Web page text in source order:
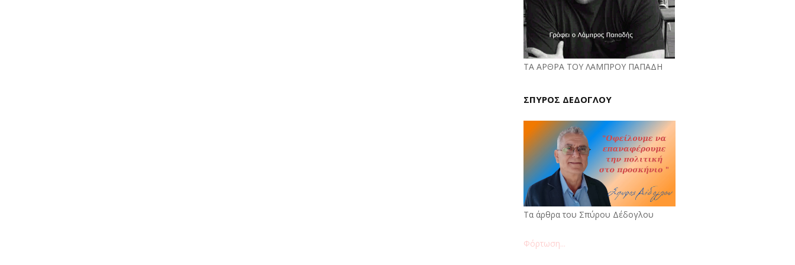
ΤΑ ΑΡΘΡΑ ΤΟΥ ΛΑΜΠΡΟΥ ΠΑΠΑΔΗ
ΣΠΥΡΟΣ ΔΕΔΟΓΛΟΥ
Τα άρθρα του Σπύρου Δέδογλου
Φόρτωση...